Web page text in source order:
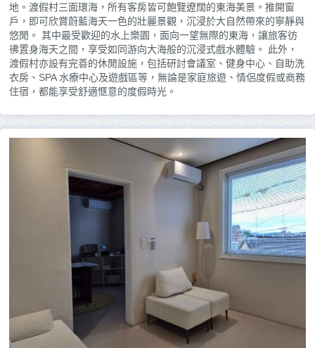
地。渡假村三面環海，所有客房皆可飽覽遼闊的東海美景。推開窗
戶，即可欣賞蔚藍海天一色的壯麗景觀，沉浸於大自然帶來的寧靜與
悠閒。 其中最受歡迎的水上樂園，面向一望無際的東海，讓旅客彷
彿置身海天之間，享受如同游向大海般的沉浸式戲水體驗。 此外，
渡假村亦設有完善的休閒設施，包括研討會議室、健身中心、自助洗
衣房、SPA 水療中心及遊戲區等，無論是家庭旅遊、情侶度假或商務
住宿，都能享受舒適愜意的度假時光。